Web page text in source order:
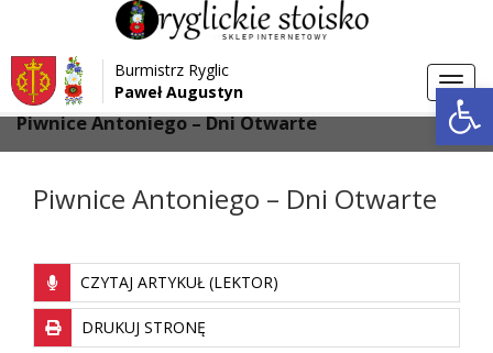
Przejdź do menu
Przejdź do głównej treści strony
Przejdź do stopki strony
Burmistrz Ryglic
Paweł Augustyn
Strona główna > Wydarzenia
Piwnice Antoniego – Dni Otwarte
Piwnice Antoniego – Dni Otwarte
CZYTAJ ARTYKUŁ (LEKTOR)
DRUKUJ STRONĘ